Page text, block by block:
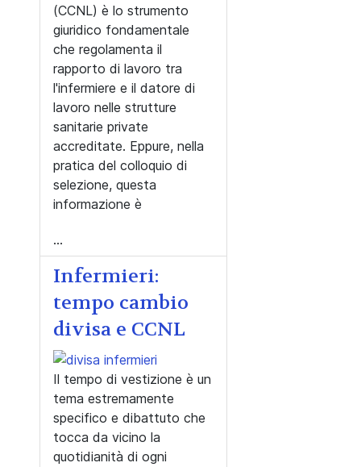
(CCNL) è lo strumento
giuridico fondamentale
che regolamenta il
rapporto di lavoro tra
l'infermiere e il datore di
lavoro nelle strutture
sanitarie private
accreditate. Eppure, nella
pratica del colloquio di
selezione, questa
informazione è
...
Infermieri:
tempo cambio
divisa e CCNL
Il tempo di vestizione è un
tema estremamente
specifico e dibattuto che
tocca da vicino la
quotidianità di ogni